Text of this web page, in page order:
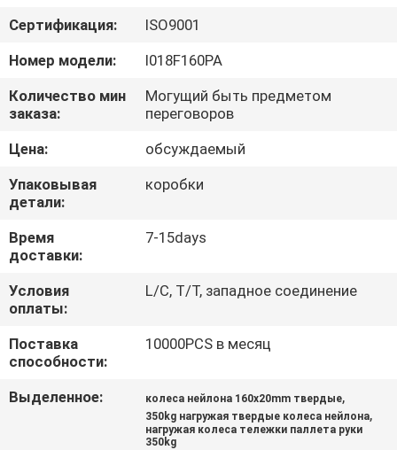
ПУТЕШЕСТВИЕ
ФАБРИКИ
ПРОВЕРКА
КАЧЕСТВА
СВЯЖИТЕСЬ
МЫ
СПРОСИТЕ
ЦИТАТУ
САЙТА
Сертификация:
ISO9001
Номер модели:
I018F160PA
Количество мин
заказа:
Могущий быть предметом
переговоров
Цена:
обсуждаемый
Упаковывая
детали:
коробки
Время
доставки:
7-15days
Условия
оплаты:
L/C, T/T, западное соединение
Поставка
способности:
10000PCS в месяц
Выделенное: колеса нейлона 160x20mm твердые,
350kg нагружая твердые колеса нейлона,
нагружая колеса тележки паллета руки
350kg